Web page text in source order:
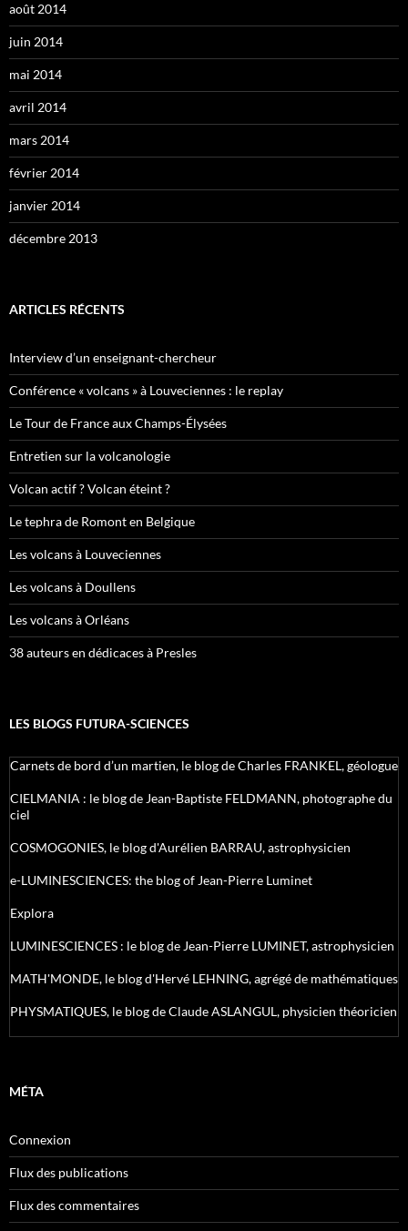
août 2014
juin 2014
mai 2014
avril 2014
mars 2014
février 2014
janvier 2014
décembre 2013
ARTICLES RÉCENTS
Interview d’un enseignant-chercheur
Conférence « volcans » à Louveciennes : le replay
Le Tour de France aux Champs-Élysées
Entretien sur la volcanologie
Volcan actif ? Volcan éteint ?
Le tephra de Romont en Belgique
Les volcans à Louveciennes
Les volcans à Doullens
Les volcans à Orléans
38 auteurs en dédicaces à Presles
LES BLOGS FUTURA-SCIENCES
Carnets de bord d’un martien, le blog de Charles FRANKEL, géologue
CIELMANIA : le blog de Jean-Baptiste FELDMANN, photographe du
ciel
COSMOGONIES, le blog d'Aurélien BARRAU, astrophysicien
e-LUMINESCIENCES: the blog of Jean-Pierre Luminet
Explora
LUMINESCIENCES : le blog de Jean-Pierre LUMINET, astrophysicien
MATH'MONDE, le blog d'Hervé LEHNING, agrégé de mathématiques
PHYSMATIQUES, le blog de Claude ASLANGUL, physicien théoricien
MÉTA
Connexion
Flux des publications
Flux des commentaires